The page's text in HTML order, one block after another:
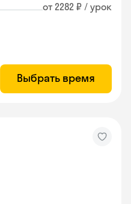
от 2282 ₽ / урок
Выбрать время